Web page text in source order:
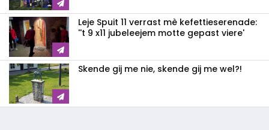
Leje Spuit 11 verrast mè kefettieserenade:
''t 9 x11 jubeleejem motte gepast viere'
Skende gij me nie, skende gij me wel?!